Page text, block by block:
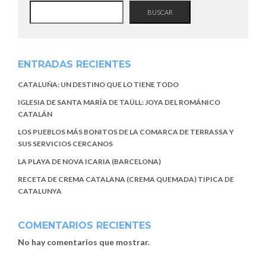
BUSCAR
ENTRADAS RECIENTES
CATALUÑA: UN DESTINO QUE LO TIENE TODO
IGLESIA DE SANTA MARÍA DE TAÜLL: JOYA DEL ROMÁNICO
CATALÁN
LOS PUEBLOS MÁS BONITOS DE LA COMARCA DE TERRASSA Y
SUS SERVICIOS CERCANOS
LA PLAYA DE NOVA ICARIA (BARCELONA)
RECETA DE CREMA CATALANA (CREMA QUEMADA) TIPICA DE
CATALUNYA
COMENTARIOS RECIENTES
No hay comentarios que mostrar.